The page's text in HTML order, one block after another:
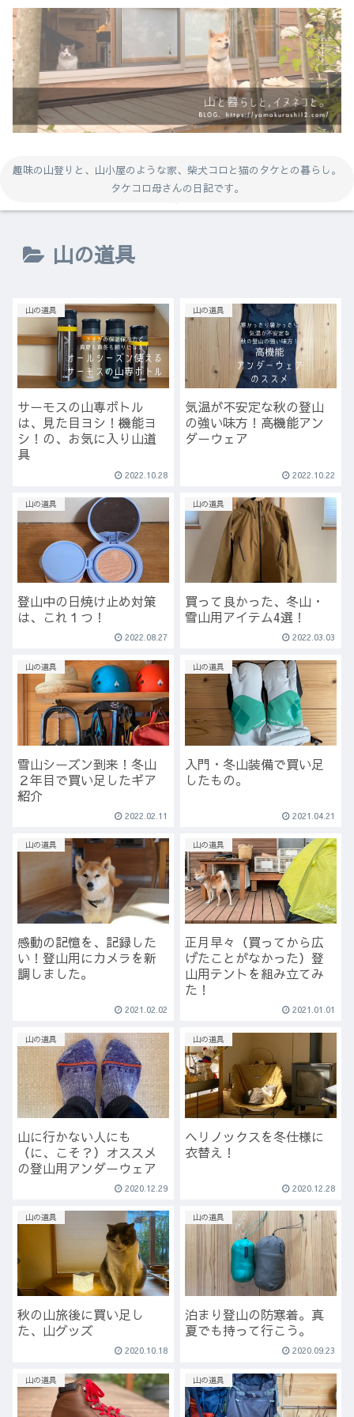
趣味の山登りと、山小屋のような家、柴犬コロと猫のタケとの暮らし。
タケコロ母さんの日記です。
山の道具
山の道具
サーモスの山専ボトル
は、見た目ヨシ！機能ヨ
シ！の、お気に入り山道
具
2022.10.28
山の道具
気温が不安定な秋の登山
の強い味方！高機能アン
ダーウェア
2022.10.22
山の道具
登山中の日焼け止め対策
は、これ１つ！
2022.08.27
山の道具
買って良かった、冬山・
雪山用アイテム4選！
2022.03.03
山の道具
雪山シーズン到来！冬山
２年目で買い足したギア
紹介
2022.02.11
山の道具
入門・冬山装備で買い足
したもの。
2021.04.21
山の道具
感動の記憶を、記録した
い！登山用にカメラを新
調しました。
2021.02.02
山の道具
正月早々（買ってから広
げたことがなかった）登
山用テントを組み立てみ
た！
2021.01.01
山の道具
山に行かない人にも
（に、こそ？）オススメ
の登山用アンダーウェア
2020.12.29
山の道具
ヘリノックスを冬仕様に
衣替え！
2020.12.28
山の道具
秋の山旅後に買い足し
た、山グッズ
2020.10.18
山の道具
泊まり登山の防寒着。真
夏でも持って行こう。
2020.09.23
山の道具 山の道具